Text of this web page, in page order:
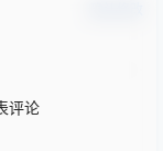
评论